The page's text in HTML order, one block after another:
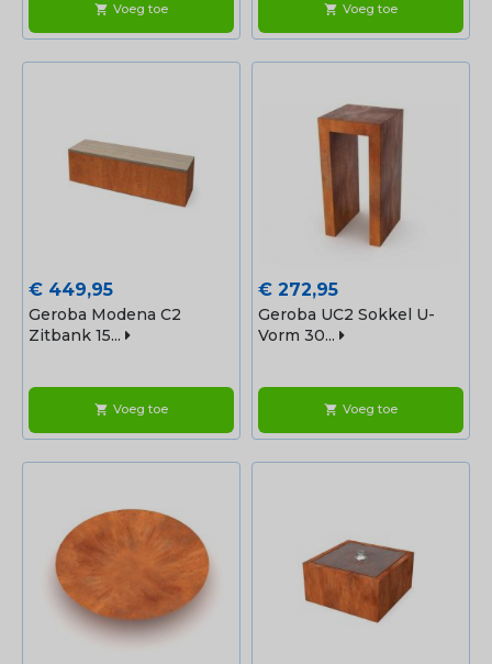
shopping_cart Voeg toe shopping_cart Voeg toe
Prijs
€ 449,95
Geroba Modena C2
Zitbank 15...
shopping_cart Voeg toe
Prijs
€ 272,95
Geroba UC2 Sokkel U-
Vorm 30...
shopping_cart Voeg toe